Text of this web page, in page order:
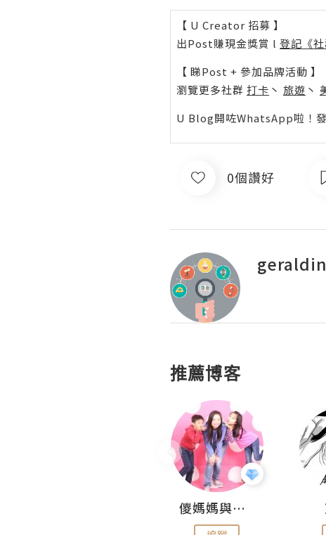
【 U Creator 招募 】
出Post賺現金獎賞 l 登記《社
【 睇Post + 參加品牌活動 】
瀏覽更多社群 打卡 丶 旅遊 丶
U Blog開咗WhatsApp啦！
0個讚好
推薦博客
儍媽媽與兩隻小魔怪之家